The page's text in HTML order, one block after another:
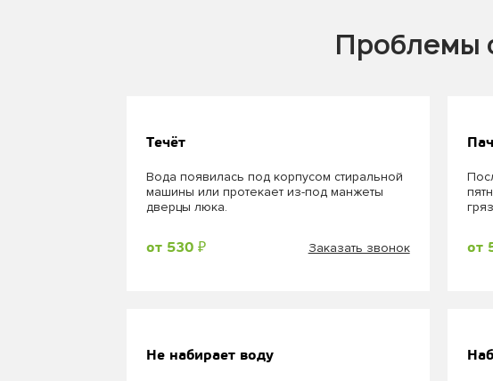
Проблемы
Течёт
Вода появилась под корпусом стиральной
машины или протекает из-под манжеты
дверцы люка.
от 530 ₽ Заказать звонок от
Не набирает воду